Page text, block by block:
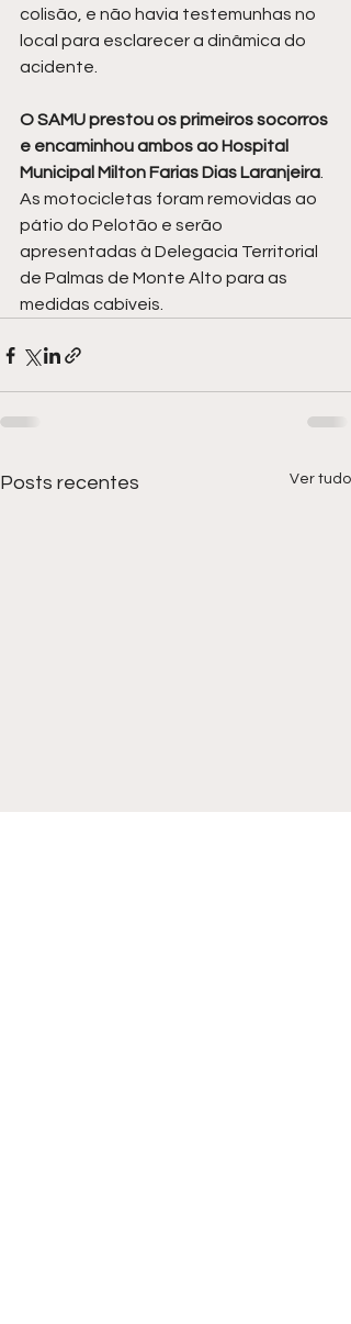
colisão, e não havia testemunhas no
local para esclarecer a dinâmica do
acidente.
O SAMU prestou os primeiros socorros
e encaminhou ambos ao Hospital
Municipal Milton Farias Dias Laranjeira.
As motocicletas foram removidas ao
pátio do Pelotão e serão
apresentadas à Delegacia Territorial
de Palmas de Monte Alto para as
medidas cabíveis.
Posts recentes Ver tudo